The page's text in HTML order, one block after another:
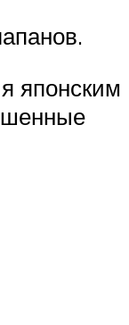
японским